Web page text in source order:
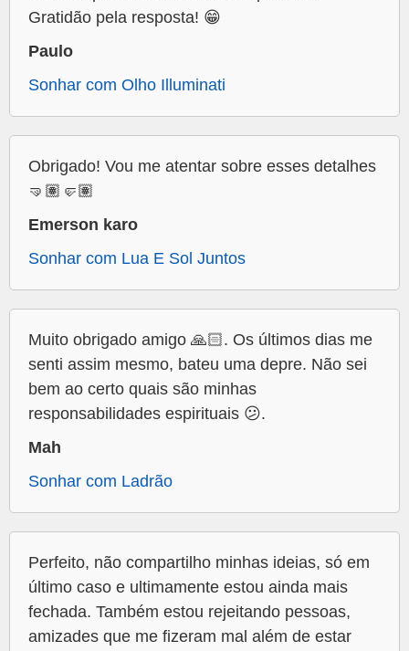
Gratidão pela resposta! 😁
Paulo
Sonhar com Olho Illuminati
Obrigado! Vou me atentar sobre esses detalhes
🤜🏽🤛🏽
Emerson karo
Sonhar com Lua E Sol Juntos
Muito obrigado amigo 🙏🏻. Os últimos dias me
senti assim mesmo, bateu uma depre. Não sei
bem ao certo quais são minhas
responsabilidades espirituais 😕.
Mah
Sonhar com Ladrão
Perfeito, não compartilho minhas ideias, só em
último caso e ultimamente estou ainda mais
fechada. Também estou rejeitando pessoas,
amizades que me fizeram mal além de estar